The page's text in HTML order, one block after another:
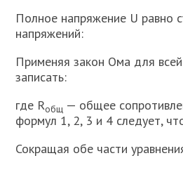
Полное напряжение U равно
напряжений:
Применяя закон Ома для
записать:
где Rобщ — общее
формул 1, 2, 3 и 4 следует,
Сокращая обе части